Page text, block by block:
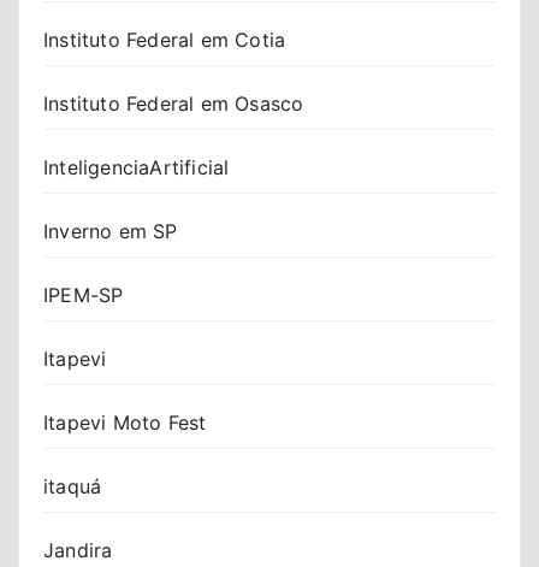
Instituto Federal em Cotia
Instituto Federal em Osasco
InteligenciaArtificial
Inverno em SP
IPEM-SP
Itapevi
Itapevi Moto Fest
itaquá
Jandira